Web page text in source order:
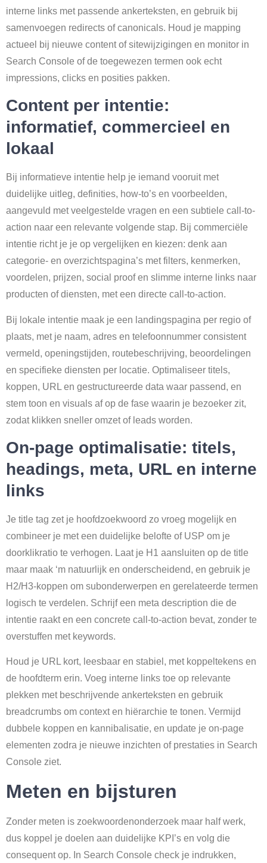
interne links met passende ankerteksten, en gebruik bij
samenvoegen redirects of canonicals. Houd je mapping
actueel bij nieuwe content of sitewijzigingen en monitor in
Search Console of de toegewezen termen ook echt
impressions, clicks en posities pakken.
Content per intentie:
informatief, commercieel en
lokaal
Bij informatieve intentie help je iemand vooruit met
duidelijke uitleg, definities, how-to’s en voorbeelden,
aangevuld met veelgestelde vragen en een subtiele call-to-
action naar een relevante volgende stap. Bij commerciële
intentie richt je je op vergelijken en kiezen: denk aan
categorie- en overzichtspagina’s met filters, kenmerken,
voordelen, prijzen, social proof en slimme interne links naar
producten of diensten, met een directe call-to-action.
Bij lokale intentie maak je een landingspagina per regio of
plaats, met je naam, adres en telefoonnummer consistent
vermeld, openingstijden, routebeschrijving, beoordelingen
en specifieke diensten per locatie. Optimaliseer titels,
koppen, URL en gestructureerde data waar passend, en
stem toon en visuals af op de fase waarin je bezoeker zit,
zodat klikken sneller omzet of leads worden.
On-page optimalisatie: titels,
headings, meta, URL en interne
links
Je title tag zet je hoofdzoekwoord zo vroeg mogelijk en
combineer je met een duidelijke belofte of USP om je
doorklikratio te verhogen. Laat je H1 aansluiten op de title
maar maak ‘m natuurlijk en onderscheidend, en gebruik je
H2/H3-koppen om subonderwerpen en gerelateerde termen
logisch te verdelen. Schrijf een meta description die de
intentie raakt en een concrete call-to-action bevat, zonder te
overstuffen met keywords.
Houd je URL kort, leesbaar en stabiel, met koppeltekens en
de hoofdterm erin. Voeg interne links toe op relevante
plekken met beschrijvende ankerteksten en gebruik
breadcrumbs om context en hiërarchie te tonen. Vermijd
dubbele koppen en kannibalisatie, en update je on-page
elementen zodra je nieuwe inzichten of prestaties in Search
Console ziet.
Meten en bijsturen
Zonder meten is zoekwoordenonderzoek maar half werk,
dus koppel je doelen aan duidelijke KPI’s en volg die
consequent op. In Search Console check je indrukken,